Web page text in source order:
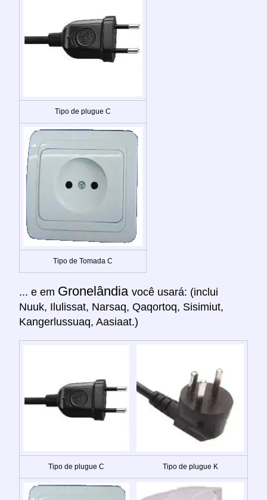
Tipo de plugue C
Tipo de Tomada C
... e em Gronelândia você usará: (inclui
Nuuk, Ilulissat, Narsaq, Qaqortoq, Sisimiut,
Kangerlussuaq, Aasiaat.)
Tipo de plugue C Tipo de plugue K